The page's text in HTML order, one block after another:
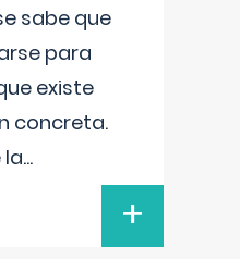
sabe que
para
existe
concreta.
la...
+